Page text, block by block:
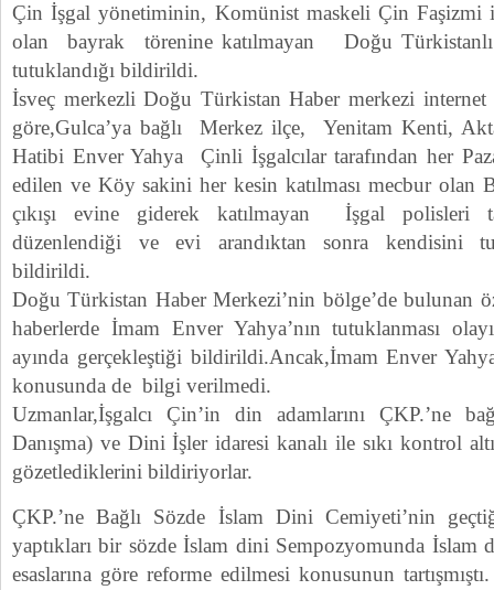
Çin İşgal yönetiminin, Komünist maskeli Çin Faşizmi
olan bayrak törenine katılmayan Doğu
tutuklandığı bildirildi.
İsveç merkezli Doğu Türkistan Haber merkezi internet
göre,Gulca’ya bağlı Merkez ilçe, Yenitam Kenti,
Hatibi Enver Yahya Çinli İşgalcılar tarafından her
edilen ve Köy sakini her kesin katılması mecbur olan
çıkışı evine giderek katılmayan İşgal polisleri
düzenlendiği ve evi arandıktan sonra kendisini
bildirildi.
Doğu Türkistan Haber Merkezi’nin bölge’de bulunan
haberlerde İmam Enver Yahya’nın tutuklanması
ayında gerçekleştiği bildirildi.Ancak,İmam Enver
konusunda de bilgi verilmedi.
Uzmanlar,İşgalcı Çin’in din adamlarını ÇKP.’ne
Danışma) ve Dini İşler idaresi kanalı ile sıkı kontrol
gözetlediklerini bildiriyorlar.
ÇKP.’ne Bağlı Sözde İslam Dini Cemiyeti’nin
yaptıkları bir sözde İslam dini Sempozyomunda İslam
esaslarına göre reforme edilmesi konusunun